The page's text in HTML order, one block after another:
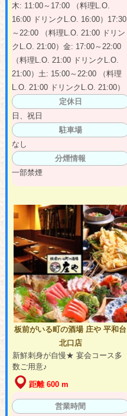
木: 11:00～17:00 （料理L.O.
16:00 ドリンクL.O. 16:00）17:30
～22:00 （料理L.O. 21:00 ドリン
クL.O. 21:00）金: 17:00～22:00
（料理L.O. 21:00 ドリンクL.O.
21:00）土: 15:00～22:00 （料理
L.O. 21:00 ドリンクL.O. 21:00）
定休日
日、祝日
駐車場
なし
分煙情報
一部禁煙
板前がいる町の酒場 庄や 平和台
北口店
新鮮刺身が自慢★ 宴会コース多
数ご用意♪
距離 600 m
営業時間